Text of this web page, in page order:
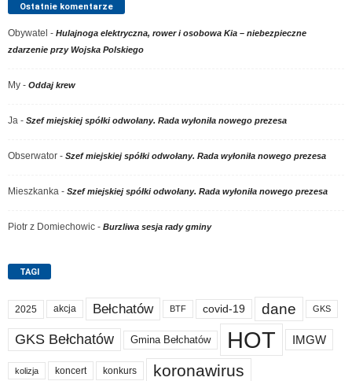
Ostatnie komentarze
Obywatel - Hulajnoga elektryczna, rower i osobowa Kia – niebezpieczne
zdarzenie przy Wojska Polskiego
My - Oddaj krew
Ja - Szef miejskiej spółki odwołany. Rada wyłoniła nowego prezesa
Obserwator - Szef miejskiej spółki odwołany. Rada wyłoniła nowego prezesa
Mieszkanka - Szef miejskiej spółki odwołany. Rada wyłoniła nowego prezesa
Piotr z Domiechowic - Burzliwa sesja rady gminy
TAGI
2025 akcja Bełchatów BTF covid-19 dane GKS
GKS Bełchatów Gmina Bełchatów HOT IMGW
kolizja koncert konkurs koronawirus